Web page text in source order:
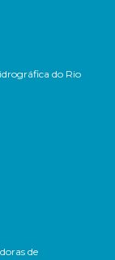
do Rio
de